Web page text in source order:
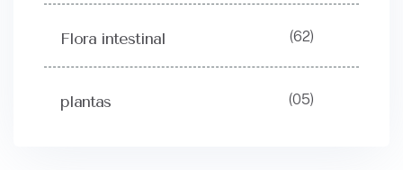
Flora intestinal (62)
plantas (05)